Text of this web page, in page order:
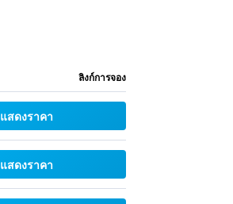
ลิงก์การจอง
แสดงราคา
แสดงราคา